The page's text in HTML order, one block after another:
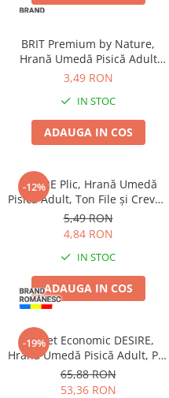
Litiere Pisici
Zgărzi & Hamuri
Meniuri Păsări
Suplimente Nutritive
Batoane
Îngrijire Păsări
Așternut Igienic Păsări
Colivii
Rozătoare
Hrană Rozătoare
Fân Rozătoare
Meniuri Rozătoare
Delicii Rozătoare
BRIT Premium by Nature,
Hrană Umedă Pisică Adult
Sterilizată, Pui în Sos, 100g
3,49 RON
IN STOC
ADAUGA IN COS
-12%
DESIRE Plic, Hrană Umedă
Pisică Adult, Ton File și Creveți
în Supă, 70g
5,49 RON
4,84 RON
IN STOC
ADAUGA IN COS
-19%
Pachet Economic DESIRE,
Hrană Umedă Pisică Adult, Pui
File și Ton în Supă, 12x70g
65,88 RON
53,36 RON